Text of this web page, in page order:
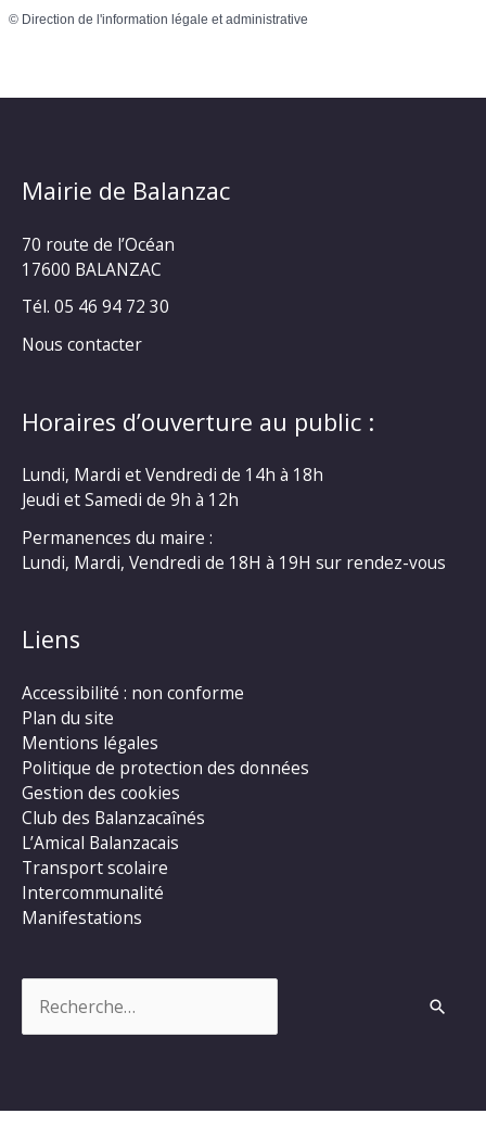
© Direction de l'information légale et administrative
Mairie de Balanzac
70 route de l’Océan
17600 BALANZAC
Tél. 05 46 94 72 30
Nous contacter
Horaires d’ouverture au public :
Lundi, Mardi et Vendredi de 14h à 18h
Jeudi et Samedi de 9h à 12h
Permanences du maire :
Lundi, Mardi, Vendredi de 18H à 19H sur rendez-vous
Liens
Accessibilité : non conforme
Plan du site
Mentions légales
Politique de protection des données
Gestion des cookies
Club des Balanzacaînés
L’Amical Balanzacais
Transport scolaire
Intercommunalité
Manifestations